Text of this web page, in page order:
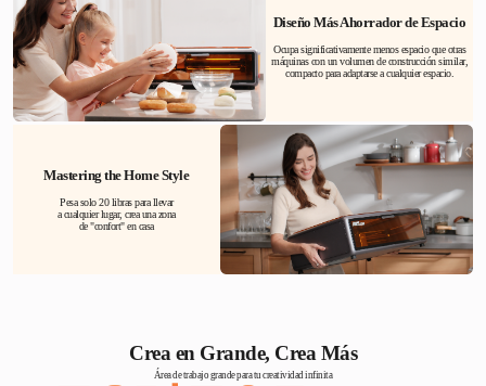
Diseño Más Ahorrador de Espacio
Ocupa significativamente menos espacio que otras
máquinas con un volumen de construcción similar,
compacto para adaptarse a cualquier espacio.
Mastering the Home Style
Pesa solo 20 libras para llevar
a cualquier lugar, crea una zona
de "confort" en casa
Crea en Grande, Crea Más
Área de trabajo grande para tu creatividad infinita